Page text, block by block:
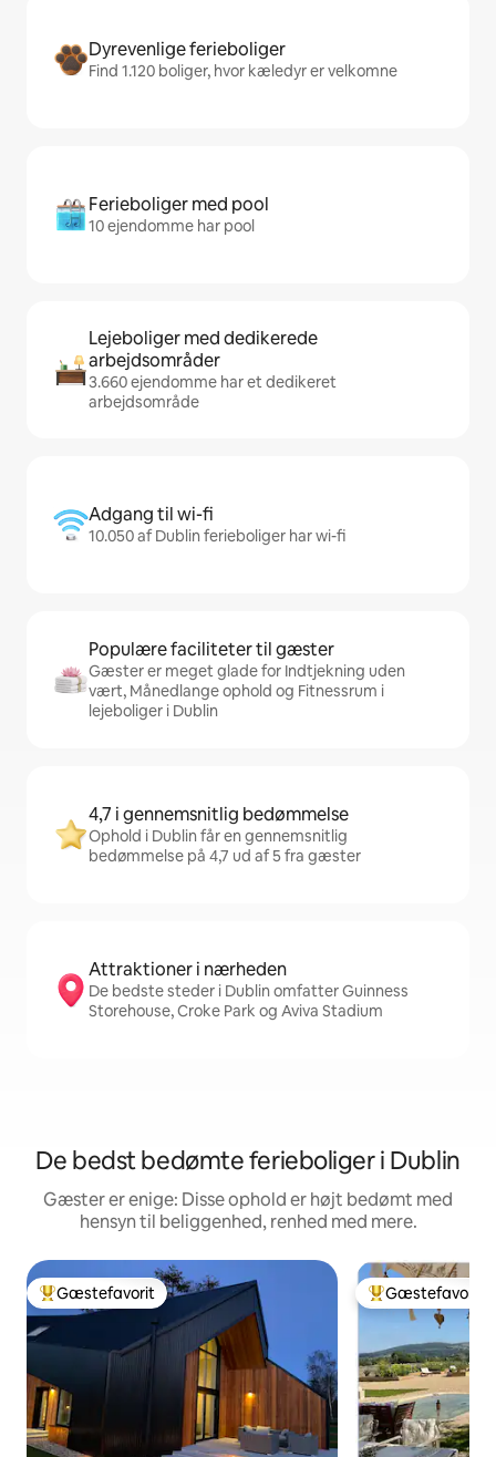
Dyrevenlige ferieboliger
Find 1.120 boliger, hvor kæledyr er velkomne
Ferieboliger med pool
10 ejendomme har pool
Lejeboliger med dedikerede
arbejdsområder
3.660 ejendomme har et dedikeret
arbejdsområde
Adgang til wi-fi
10.050 af Dublin ferieboliger har wi-fi
Populære faciliteter til gæster
Gæster er meget glade for Indtjekning uden
vært, Månedlange ophold og Fitnessrum i
lejeboliger i Dublin
4,7 i gennemsnitlig bedømmelse
Ophold i Dublin får en gennemsnitlig
bedømmelse på 4,7 ud af 5 fra gæster
Attraktioner i nærheden
De bedste steder i Dublin omfatter Guinness
Storehouse, Croke Park og Aviva Stadium
De bedst bedømte ferieboliger i Dublin
Gæster er enige: Disse ophold er højt bedømt med
hensyn til beliggenhed, renhed med mere.
Bedste gæstefavorit
Gæstefavorit Bedste
Gæstefavorit